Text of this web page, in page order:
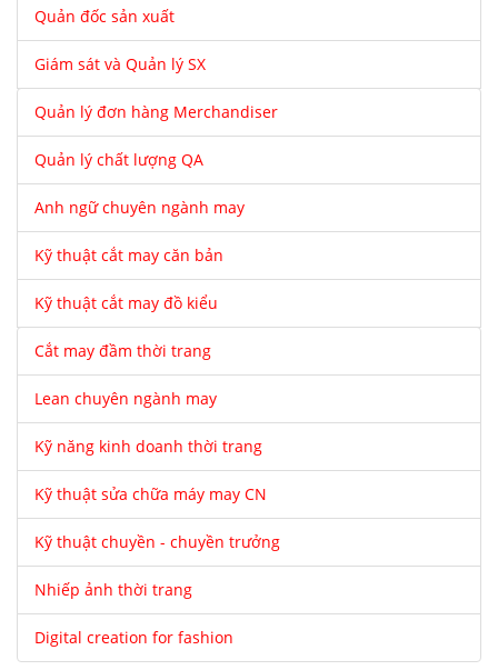
Quản đốc sản xuất
Giám sát và Quản lý SX
Quản lý đơn hàng Merchandiser
Quản lý chất lượng QA
Anh ngữ chuyên ngành may
Kỹ thuật cắt may căn bản
Kỹ thuật cắt may đồ kiểu
Cắt may đầm thời trang
Lean chuyên ngành may
Kỹ năng kinh doanh thời trang
Kỹ thuật sửa chữa máy may CN
Kỹ thuật chuyền - chuyền trưởng
Nhiếp ảnh thời trang
Digital creation for fashion